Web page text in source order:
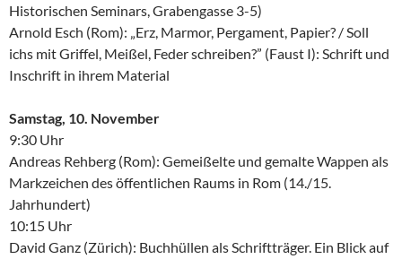
Historischen Seminars, Grabengasse 3-5)
Arnold Esch (Rom): „Erz, Marmor, Pergament, Papier? / Soll
ichs mit Griffel, Meißel, Feder schreiben?” (Faust I): Schrift und
Inschrift in ihrem Material
Samstag, 10. November
9:30 Uhr
Andreas Rehberg (Rom): Gemeißelte und gemalte Wappen als
Markzeichen des öffentlichen Raums in Rom (14./15.
Jahrhundert)
10:15 Uhr
David Ganz (Zürich): Buchhüllen als Schriftträger. Ein Blick auf